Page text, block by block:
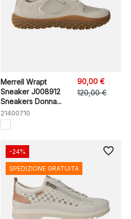
Merrell Wrapt
Sneaker J008912
Sneakers Donna...
21400710
90,00 €
120,00 €
-24%
SPEDIZIONE GRATUITA
favorite_border